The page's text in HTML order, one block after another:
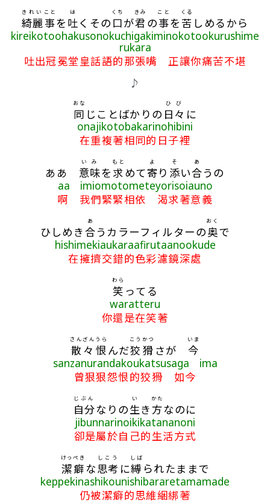
綺麗
きれい
事
こと
を 吐
は
くその 口
くち
が君
きみ
の事
こと
を 苦
くる
しめるから
kireikotoohakusonokuchigakiminokotookurushime
rukara
吐出冠冕堂皇話語的那張嘴 正讓你痛苦不堪
♪
同
おな
じことばかりの 日々
ひび
に
onajikotobakarinohibini
在重複著相同的日子裡
ああ 意味
いみ
を 求
もと
めて寄
よ
り 添
そ
い合
あ
うの
aa imiomotometeyorisoiauno
啊 我們緊緊相依 渴求著意義
ひしめき合
あ
うカラーフィルターの奥
おく
で
hishimekiaukaraafirutaanookude
在擁擠交錯的色彩濾鏡深處
笑
わら
ってる
waratteru
你還是在笑著
散々
さんざん
恨
うら
んだ狡猾
こうかつ
さが 今
いま
sanzanurandakoukatsusaga ima
曾狠狠怨恨的狡猾 如今
自分
じぶん
なりの生
い
き方
かた
なのに
jibunnarinoikikatananoni
卻是屬於自己的生活方式
潔癖
けっぺき
な 思考
しこう
に縛
しば
られたままで
keppekinashikounishibararetamamade
仍被潔癖的思維綑綁著